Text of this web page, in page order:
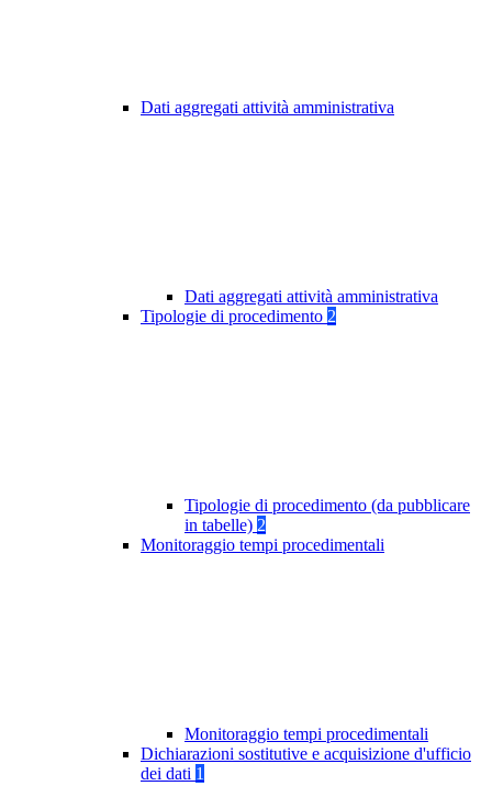
Dati aggregati attività amministrativa
Dati aggregati attività amministrativa
Tipologie di procedimento 2
Tipologie di procedimento (da pubblicare
in tabelle) 2
Monitoraggio tempi procedimentali
Monitoraggio tempi procedimentali
Dichiarazioni sostitutive e acquisizione d'ufficio
dei dati 1